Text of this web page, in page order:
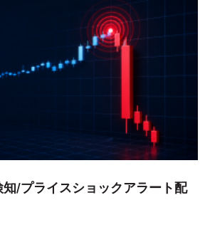
/プライスショックアラート配